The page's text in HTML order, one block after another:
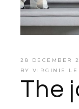
28 DECEMBER
BY VIRGINIE LE
The